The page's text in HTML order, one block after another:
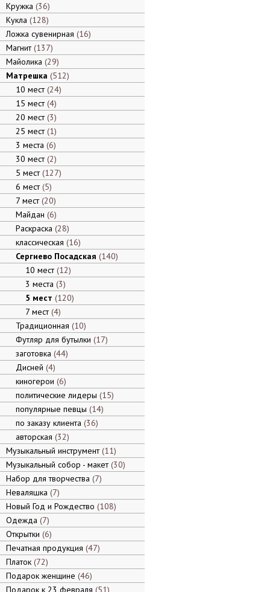
Кружка 36
Кукла 128
Ложка сувенирная 16
Магнит 137
Майолика 29
Матрешка 512
10 мест 24
15 мест 4
20 мест 3
25 мест 1
3 места 6
30 мест 2
5 мест 127
6 мест 5
7 мест 20
Майдан 6
Раскраска 28
классическая 16
Сергиево Посадская 140
10 мест 12
3 места 3
5 мест 120
7 мест 4
Традиционная 10
Футляр для бутылки 17
заготовка 44
Дисней 4
киногерои 6
политические лидеры 15
популярные певцы 14
по заказу клиента 36
авторская 32
Музыкальный инструмент 11
Музыкальный собор - макет 30
Набор для творчества 7
Неваляшка 7
Новый Год и Рождество 108
Одежда 7
Открытки 6
Печатная продукция 47
Платок 72
Подарок женщине 46
Подарок к 23 февраля 51